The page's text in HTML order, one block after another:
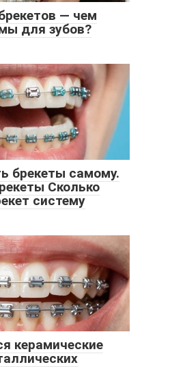
— чем
для зубов?
брекеты самому.
Сколько
систему
керамические